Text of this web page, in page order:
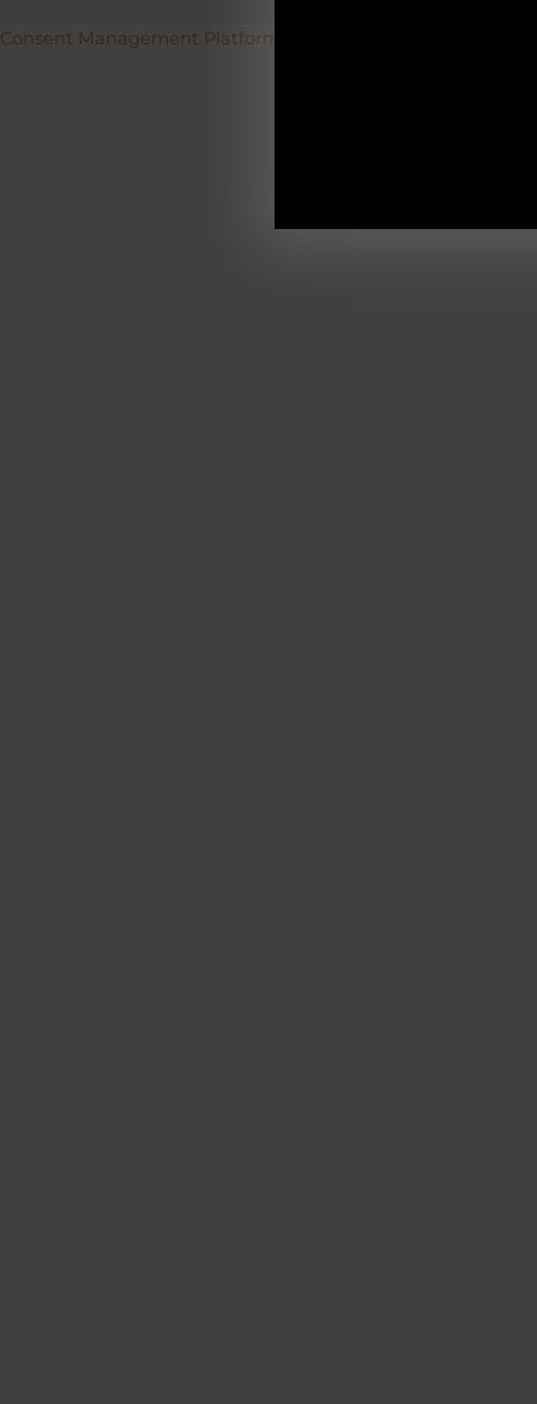
Consent Management Platform von Real Cookie Banner